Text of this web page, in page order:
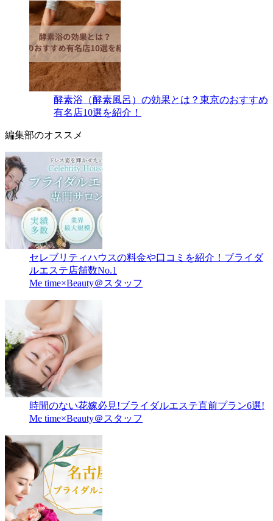
酵素浴（酵素風呂）の効果とは？東京のおすすめ
有名店10選を紹介！
編集部のオススメ
セレブリティハウスの料金や口コミを紹介！ブライダ
ルエステ店舗数No.1
Me time×Beauty＠スタッフ
時間のない花嫁必見!ブライダルエステ直前プラン6選!
Me time×Beauty＠スタッフ